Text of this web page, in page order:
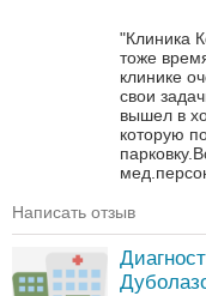
"Клиника
тоже
клинике
свои
вышел в
которую
Написать отзыв